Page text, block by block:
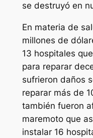
se destruyó en
En materia de
millones de
13 hospitales
para reparar
sufrieron daños
reparar más de
también fueron
maremoto que
instalar 16